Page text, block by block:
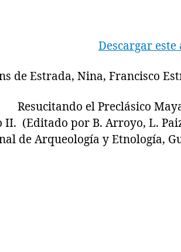
Descargar
de Estrada, Nina, Francisco
el Preclásico
II. (Editado por B. Arroyo, L.
de Arqueología y Etnología,